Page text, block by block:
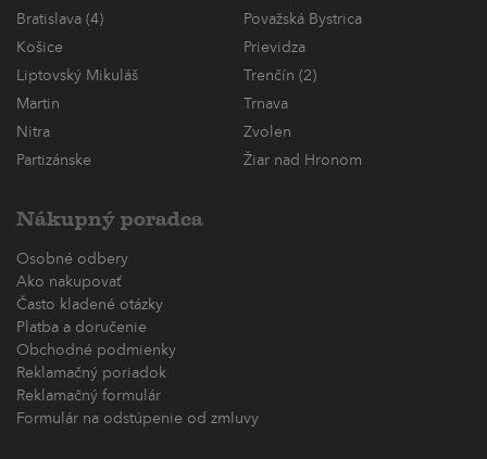
Bratislava (4)
Považská Bystrica
Košice
Prievidza
Liptovský Mikuláš
Trenčín (2)
Martin
Trnava
Nitra
Zvolen
Partizánske
Žiar nad Hronom
Nákupný poradca
Osobné odbery
Ako nakupovať
Často kladené otázky
Platba a doručenie
Obchodné podmienky
Reklamačný poriadok
Reklamačný formulár
Formulár na odstúpenie od zmluvy